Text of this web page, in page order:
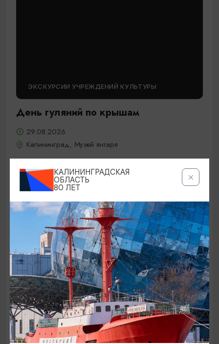
ЭКСКУРСИИ УЧРЕЖДЕНИЙ КУЛЬТУРЫ
День гуляний по крышам
29.08.2026
Калининград, Музей янтаря
БЕСПЛАТНО
80-ЛЕТИЕ КАЛИНИНГРАДСКОЙ ОБЛАСТИ
7-й открытый областной Фестиваль
казачьей культуры «Казакам на
Балтике стоять!»
КАЛИНИНГРАДСКАЯ
ОБЛАСТЬ
80 ЛЕТ